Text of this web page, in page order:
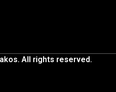
All rights reserved.